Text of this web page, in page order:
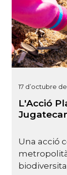
17 d’octubre
L'Acció
Una acció